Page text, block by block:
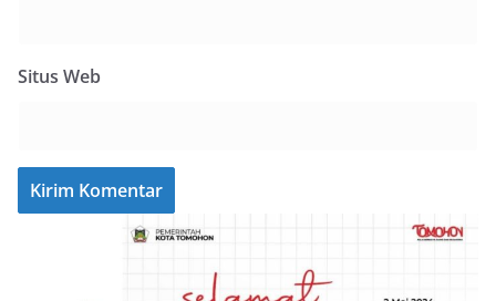
Situs Web